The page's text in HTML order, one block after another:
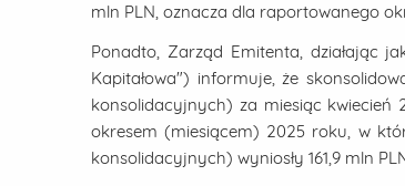
mln PLN, oznacza dla raportowanego
Ponadto, Zarząd Emitenta, działając
Kapitałowa") informuje, że
konsolidacyjnych) za miesiąc kwiecień
okresem (miesiącem) 2025 roku, w
konsolidacyjnych) wyniosły 161,9 mln